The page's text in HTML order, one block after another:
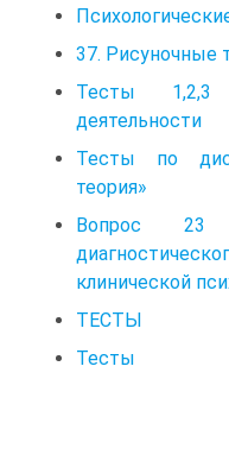
37. Рисуночные
Тесты
деятельности
Тесты по
теория»
Вопрос
клинической
ТЕСТЫ
Тесты